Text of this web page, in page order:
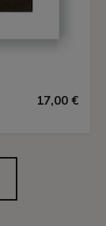
17,00 €